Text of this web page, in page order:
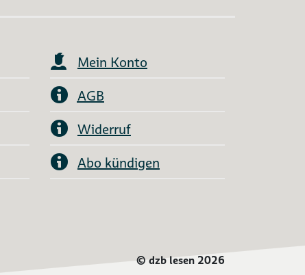
Mein Konto
AGB
Widerruf
Abo kündigen
©dzb lesen 2026